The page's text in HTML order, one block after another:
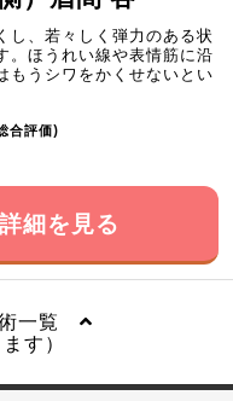
し、若々しく弾力のある状
。ほうれい線や表情筋に沿
もうシワをかくせないとい
合評価)
細を見る
一覧
す）